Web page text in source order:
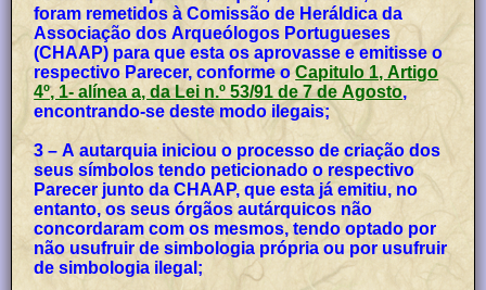
foram remetidos à Comissão de Heráldica da
Associação dos Arqueólogos Portugueses
(CHAAP) para que esta os aprovasse e emitisse o
respectivo Parecer, conforme oCapitulo 1, Artigo
4º, 1- alínea a, da Lei n.º 53/91 de 7 de Agosto,
encontrando-se deste modo ilegais;
3 – A autarquia iniciou o processo de criação dos
seus símbolos tendo peticionado o respectivo
Parecer junto da CHAAP, que esta já emitiu, no
entanto, os seus órgãos autárquicos não
concordaram com os mesmos, tendo optado por
não usufruir de simbologia própria ou por usufruir
de simbologia ilegal;